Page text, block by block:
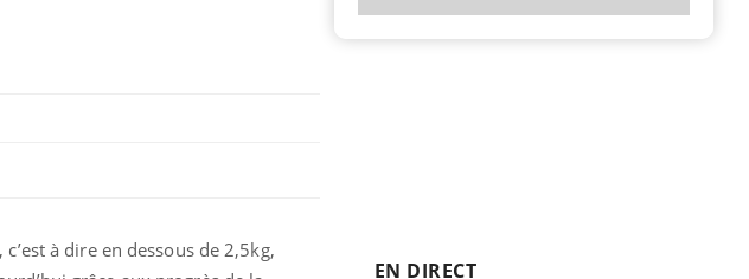
à dire en dessous de 2,5kg,
EN DIRECT